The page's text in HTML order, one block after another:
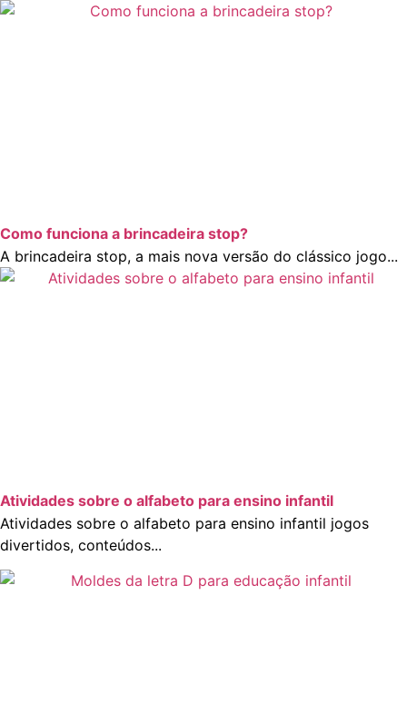
Como funciona a brincadeira stop?
A brincadeira stop, a mais nova versão do clássico jogo...
Atividades sobre o alfabeto para ensino infantil
Atividades sobre o alfabeto para ensino infantil jogos
divertidos, conteúdos...